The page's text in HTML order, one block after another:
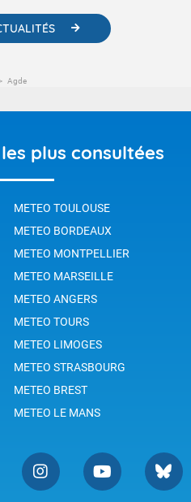
Agde
plus consultées
METEO TOULOUSE
METEO BORDEAUX
METEO MONTPELLIER
METEO MARSEILLE
METEO ANGERS
METEO TOURS
METEO LIMOGES
METEO STRASBOURG
METEO BREST
METEO LE MANS